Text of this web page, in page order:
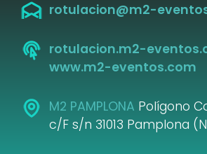
rotulacion@m2-
rotulacion.m2-
www.m2-eventos.com
M2 PAMPLONA Polígono
c/F s/n 31013 Pamplona